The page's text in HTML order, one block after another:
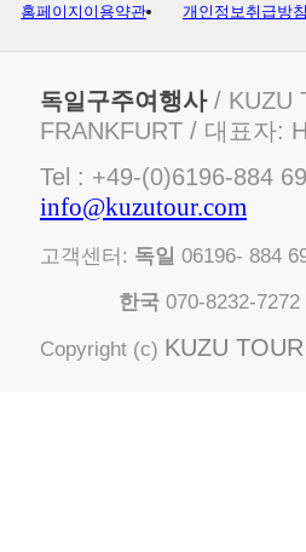
홈페이지이용약관 개인정보취급방
독일 구주여행사/ KUZU
FRANKFURT / 대표자:
Tel : +49-(0)6196-884
info@kuzutour.com
고객센터: 독일 06196- 884
한국 070-8232-
Copyright (c) KUZU